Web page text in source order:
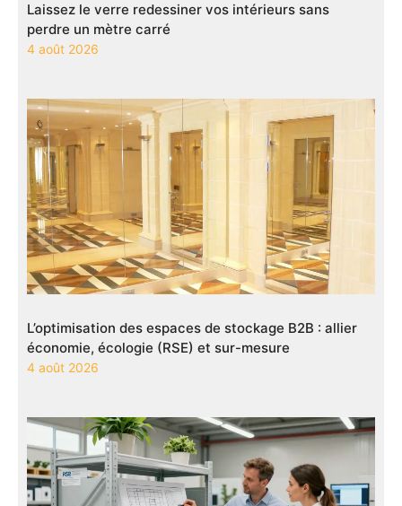
Laissez le verre redessiner vos intérieurs sans
perdre un mètre carré
4 août 2026
L’optimisation des espaces de stockage B2B : allier
économie, écologie (RSE) et sur-mesure
4 août 2026